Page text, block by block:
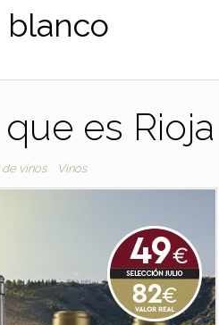
blanco
es Rioja
vinos Vinos